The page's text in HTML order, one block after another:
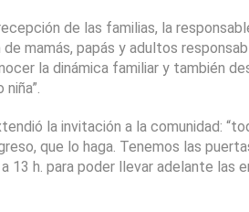
de las familias, la
mamás, papás y adultos
la dinámica familiar y también
la invitación a la comunidad:
que lo haga. Tenemos las
13 h. para poder llevar adelante las